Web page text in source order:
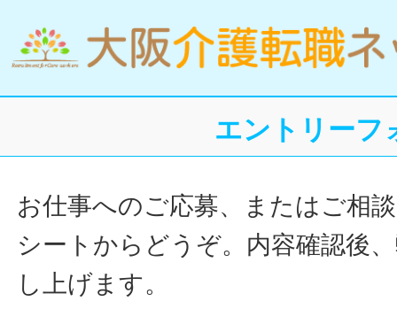
エントリーフ
お仕事へのご応募、またはご相
シートからどうぞ。内容確認後
し上げます。